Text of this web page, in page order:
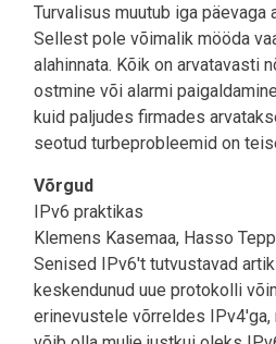
Turvalisus muutub iga päevaga
Sellest pole võimalik mööda
alahinnata. Kõik on arvatavasti
ostmine või alarmi
kuid paljudes firmades
seotud turbeprobleemid on
Võrgud
IPv6 praktikas
Klemens Kasemaa, Hasso
Senised IPv6't tutvustavad
keskendunud uue protokolli
erinevustele võrreldes